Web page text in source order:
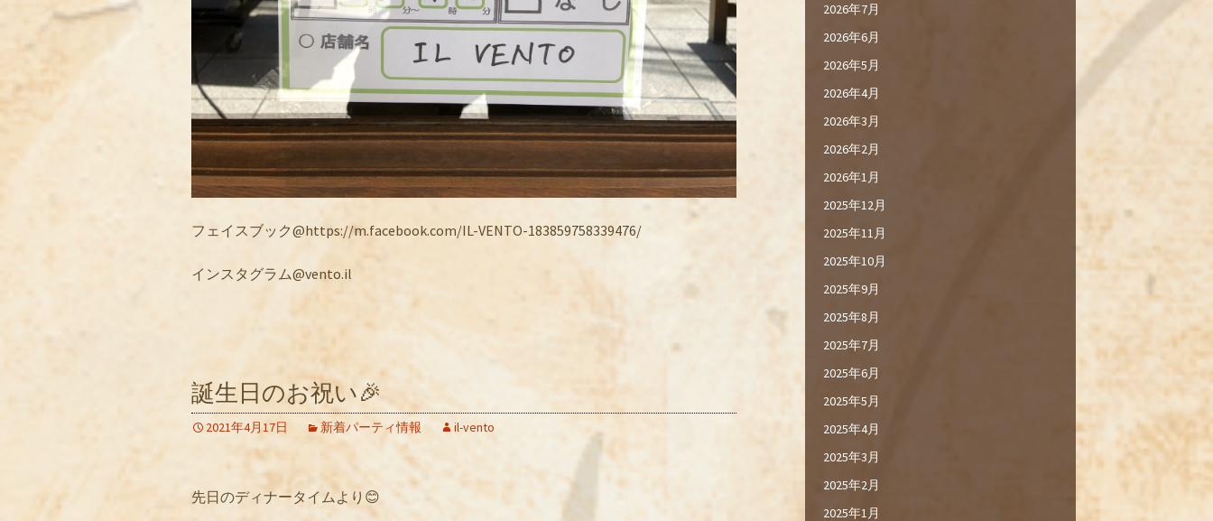
フェイスブック@https://m.facebook.com/IL-VENTO-183859758339476/
インスタグラム@vento.il
誕生日のお祝い🎉
2021年4月17日 新着パーティ情報 il-vento
先日のディナータイムより😊
2026年7月
2026年6月
2026年5月
2026年4月
2026年3月
2026年2月
2026年1月
2025年12月
2025年11月
2025年10月
2025年9月
2025年8月
2025年7月
2025年6月
2025年5月
2025年4月
2025年3月
2025年2月
2025年1月